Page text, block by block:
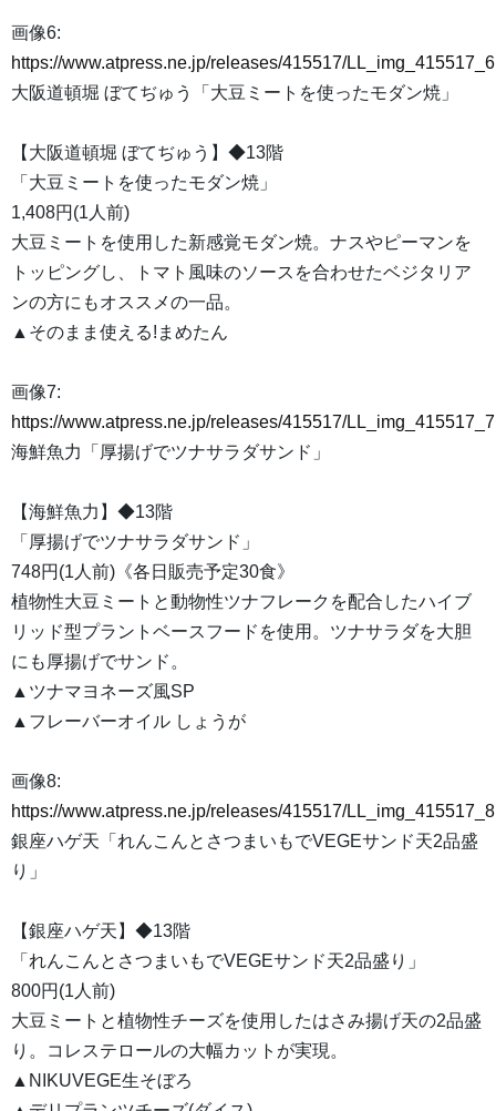
画像6:
https://www.atpress.ne.jp/releases/415517/
大阪道頓堀 ぼてぢゅう「大豆ミートを使ったモダン焼」
【大阪道頓堀 ぼてぢゅう】◆13階
「大豆ミートを使ったモダン焼」
1,408円(1人前)
大豆ミートを使用した新感覚モダン焼。ナスやピーマンを
トッピングし、トマト風味のソースを合わせたベジタリア
ンの方にもオススメの一品。
▲そのまま使える!まめたん
画像7:
https://www.atpress.ne.jp/releases/415517/
海鮮魚力「厚揚げでツナサラダサンド」
【海鮮魚力】◆13階
「厚揚げでツナサラダサンド」
748円(1人前)《各日販売予定30食》
植物性大豆ミートと動物性ツナフレークを配合したハイブ
リッド型プラントベースフードを使用。ツナサラダを大胆
にも厚揚げでサンド。
▲ツナマヨネーズ風SP
▲フレーバーオイル しょうが
画像8:
https://www.atpress.ne.jp/releases/415517/
銀座ハゲ天「れんこんとさつまいもでVEGEサンド天2品盛
り」
【銀座ハゲ天】◆13階
「れんこんとさつまいもでVEGEサンド天2品盛り」
800円(1人前)
大豆ミートと植物性チーズを使用したはさみ揚げ天の2品盛
り。コレステロールの大幅カットが実現。
▲NIKUVEGE生そぼろ